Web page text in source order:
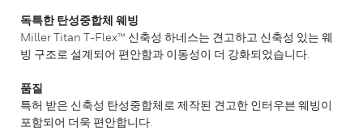
독특한 탄성중합체 웨빙
Miller Titan T-Flex™ 신축성 하네스는 견고하고 신축성 있는 웨
빙 구조로 설계되어 편안함과 이동성이 더 강화되었습니다.
품질
특허 받은 신축성 탄성중합체로 제작된 견고한 인터우븐 웨빙이
포함되어 더욱 편안합니다.